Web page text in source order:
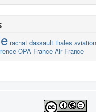
rachat dassault thales aviation
OPA France Air France